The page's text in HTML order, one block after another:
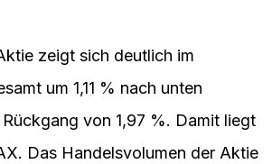
zeigt sich deutlich im
um 1,11 % nach unten
von 1,97 %. Damit liegt
Das Handelsvolumen der Aktie